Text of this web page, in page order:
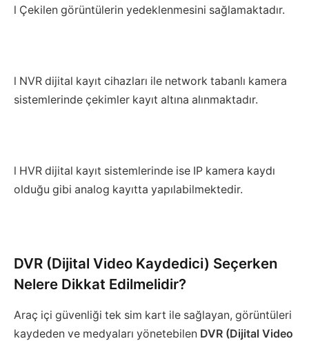
l Çekilen görüntülerin yedeklenmesini sağlamaktadır.
l NVR dijital kayıt cihazları ile network tabanlı kamera
sistemlerinde çekimler kayıt altına alınmaktadır.
l HVR dijital kayıt sistemlerinde ise IP kamera kaydı
olduğu gibi analog kayıtta yapılabilmektedir.
DVR (Dijital Video Kaydedici) Seçerken
Nelere Dikkat Edilmelidir?
Araç içi güvenliği tek sim kart ile sağlayan, görüntüleri
kaydeden ve medyaları yönetebilen DVR (Dijital Video